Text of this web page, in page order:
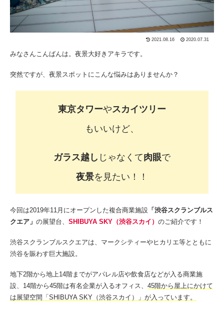
2021.08.16 2020.07.31
みなさんこんばんは。夜景大好きアキラです。
突然ですが、夜景スポットにこんな悩みはありませんか？
東京タワーやスカイツリー
もいいけど、
ガラス越し じゃなくて肉眼で
夜景を見たい！！
今回は2019年11月にオープンした複合商業施設 「渋谷スクランブルス
クエア」 の展望台、 SHIBUYA SKY（渋谷スカイ） のご紹介です！
渋谷スクランブルスクエアは、マークシティーやヒカリエ等とともに
渋谷を賑わす巨大施設。
地下2階から地上14階までがアパレル店や飲食店などが入る商業施
設、14階から45階は有名企業が入るオフィス、 45階から屋上にかけて
は展望空間「SHIBUYA SKY（渋谷スカイ）」が入っています。